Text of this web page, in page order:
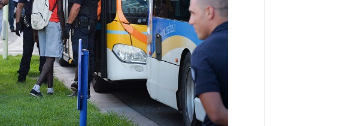
SBM и Be Safe Monaco продлили
партнёрство ради безопасных
летних ночей
В Монако раскрыли мошенничество
с драгоценностями на сумму свыше
€1 млн